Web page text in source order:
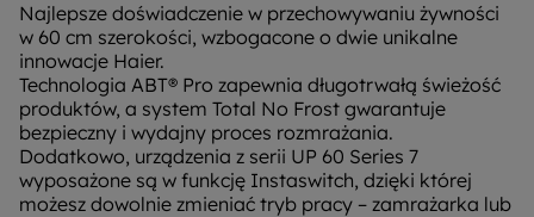
Najlepsze doświadczenie w przechowywaniu żywności
w 60 cm szerokości, wzbogacone o dwie unikalne
innowacje Haier.
Technologia ABT® Pro zapewnia długotrwałą świeżość
produktów, a system Total No Frost gwarantuje
bezpieczny i wydajny proces rozmrażania.
Dodatkowo, urządzenia z serii UP 60 Series 7
wyposażone są w funkcję Instaswitch, dzięki której
możesz dowolnie zmieniać tryb pracy – zamrażarka lub